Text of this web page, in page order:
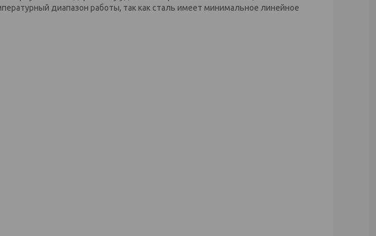
диапазон работы, так как сталь имеет минимальное линейное